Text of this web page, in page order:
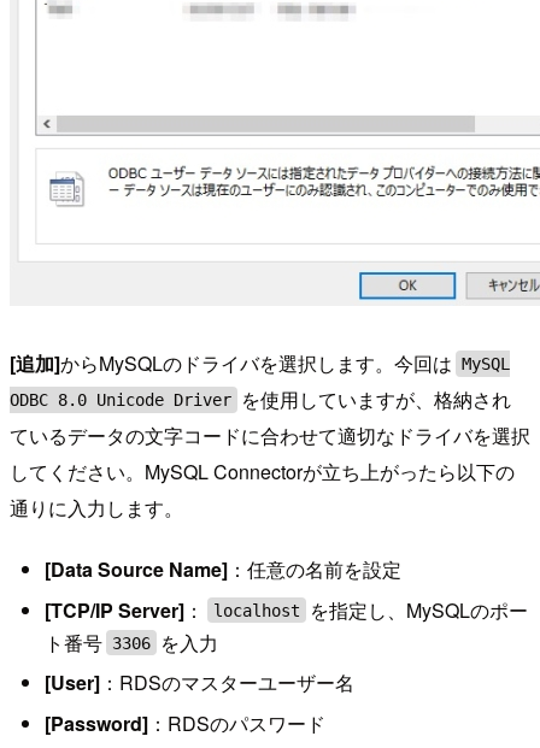
[追加]からMySQLのドライバを選択します。今回は MySQL
ODBC 8.0 Unicode Driver
を使用していますが、格納され
ているデータの文字コードに合わせて適切なドライバを選択
してください。MySQL Connectorが立ち上がったら以下の
通りに入力します。
[Data Source Name]：任意の名前を設定
[TCP/IP Server]： localhost
を指定し、MySQLのポー
ト番号 3306
を入力
[User]：RDSのマスターユーザー名
[Password]：RDSのパスワード